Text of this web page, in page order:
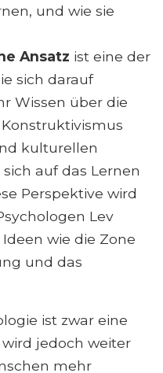
und wie sie
Ansatz ist eine der
sich darauf
Wissen über die
kulturellen
auf das Lernen
Perspektive wird
Lev
wie die Zone
und das
ist zwar eine
jedoch weiter
mehr